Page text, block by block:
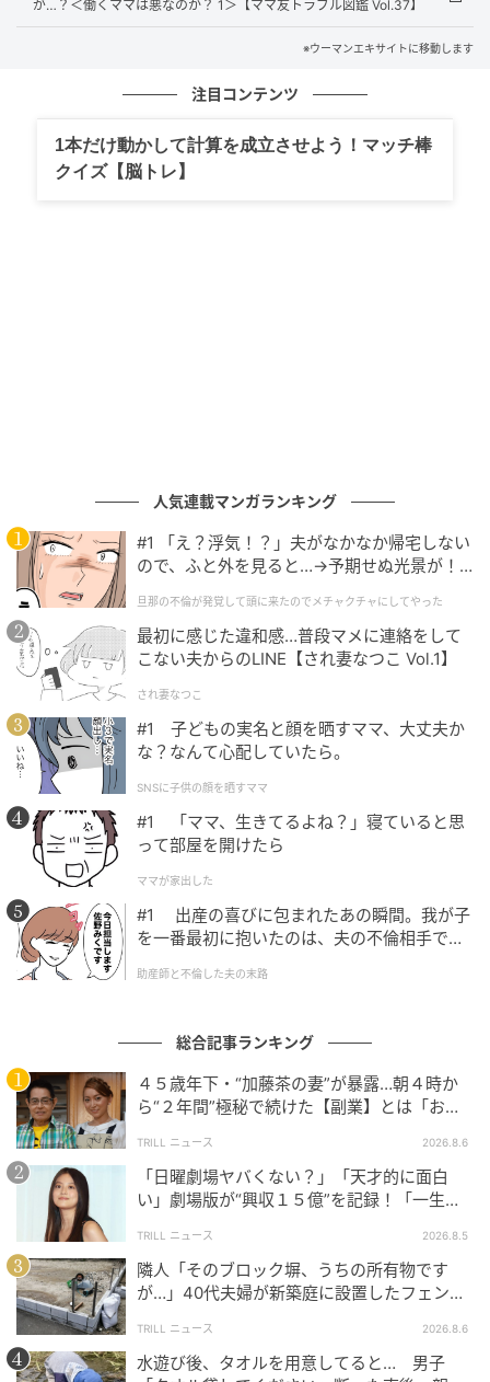
キヨへの思い
ウーマンエキサイト
ウーマンエキサイト
が…？＜働くママは悪なのか？ 1＞【ママ友トラブル図鑑 Vol.37】
※ウーマンエキサイトに移動します
注目コンテンツ
1本だけ動かして計算を成立させよう！マッチ棒
クイズ【脳トレ】
人気連載マンガランキング
#1 「え？浮気！？」夫がなかなか帰宅しない
ので、ふと外を見ると…→予期せぬ光景が！
クチャにしてやった
旦那の不倫が発覚して頭に来たのでメチャクチャにしてやった
最初に感じた違和感…普段マメに連絡をして
こない夫からのLINE【され妻なつこ Vol.1】
され妻なつこ
#1 子どもの実名と顔を晒すママ、大丈夫か
な？なんて心配していたら。
SNSに子供の顔を晒すママ
#1 「ママ、生きてるよね？」寝ていると思
って部屋を開けたら
ママが家出した
#1 出産の喜びに包まれたあの瞬間。我が子
を一番最初に抱いたのは、夫の不倫相手でし
助産師と不倫した夫の末路
総合記事ランキング
４５歳年下・“加藤茶の妻”が暴露…朝４時か
ら“２年間”極秘で続けた【副業】とは「お金
TRILL ニュース 2026.8.6
「日曜劇場ヤバくない？」「天才的に面白
い」劇場版が“興収１５億”を記録！「一生言
TRILL ニュース 2026.8.5
隣人「そのブロック塀、うちの所有物です
が…」40代夫婦が新築庭に設置したフェン
TRILL ニュース 2026.8.6
水遊び後、タオルを用意してると… 男子